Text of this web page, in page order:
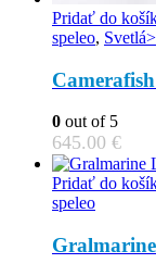
Pridať do
speleo,
0 out of 5
645.00 €
Pridať do
speleo